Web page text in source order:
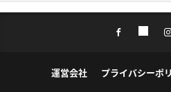
運営会社 プライバシーポ